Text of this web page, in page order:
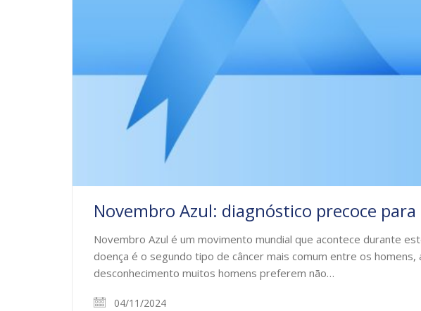
Novembro Azul: diagnóstico precoce
Novembro Azul é um movimento mundial que acontece durante
doença é o segundo tipo de câncer mais comum entre os
desconhecimento muitos homens preferem não…
04/11/2024